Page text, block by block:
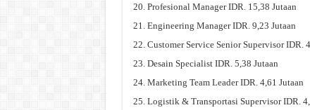
Profesional Manager IDR. 15,38 Jutaan
Engineering Manager IDR. 9,23 Jutaan
Customer Service Senior Supervisor IDR.
Desain Specialist IDR. 5,38 Jutaan
Marketing Team Leader IDR. 4,61 Jutaan
Logistik & Transportasi Supervisor IDR.